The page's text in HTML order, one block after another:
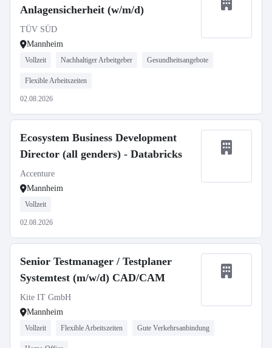
Anlagensicherheit (w/m/d)
TÜV SÜD
Mannheim
Vollzeit Nachhaltiger Arbeitgeber Gesundheitsangebote
Flexible Arbeitszeiten
02.08.2026
Ecosystem Business Development
Director (all genders) - Databricks
Accenture
Mannheim
Vollzeit
02.08.2026
Senior Testmanager / Testplaner
Systemtest (m/w/d) CAD/CAM
Kite IT GmbH
Mannheim
Vollzeit Flexible Arbeitszeiten Gute Verkehrsanbindung